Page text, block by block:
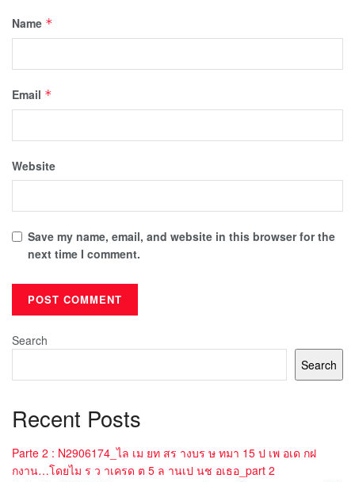
Name *
Email *
Website
Save my name, email, and website in this browser for the
next time I comment.
Search
Search
Recent Posts
Parte 2 : N2906174_ไล เม ยท สร างบร ษ ทมา 15 ป เพ อเด กฝ
กงาน…โดยไม ร ว าเครด ต 5 ล านเป นช อเธอ_part 2